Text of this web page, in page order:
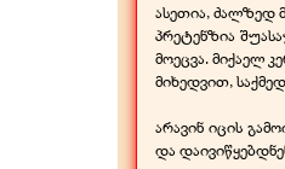
ასეთია, ძალზედ
პრეტენზია
მოეცვა. მიქაელ
მიხედვით,
არავინ იცის
და